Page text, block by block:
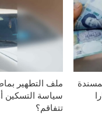
ملف التطهير
سياسة التسكين
تتفاقم؟